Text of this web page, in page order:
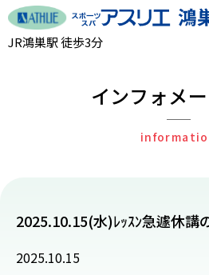
JR鴻巣駅 徒歩3分
インフォメ
2025.10.15(水)ﾚｯｽﾝ急遽休講
2025.10.15